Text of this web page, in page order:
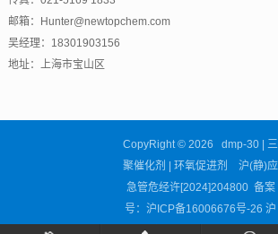
邮箱：Hunter@newtopchem.com
吴经理：18301903156
地址：上海市宝山区
CopyRight © 2026 dmp-30 | 三
聚催化剂 | 环氧促进剂 沪(静)应
急管危经许[2024]204800 备案
号：沪ICP备16006676号-26 沪
公网安备31011302002681号